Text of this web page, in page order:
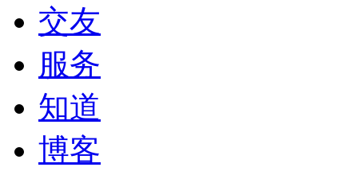
交友
服务
知道
博客